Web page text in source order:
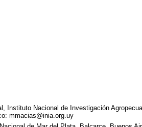
Instituto Nacional de Investigación
mmacias@inia.org.uy